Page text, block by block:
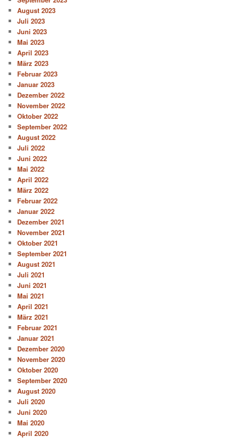
August 2023
Juli 2023
Juni 2023
Mai 2023
April 2023
März 2023
Februar 2023
Januar 2023
Dezember 2022
November 2022
Oktober 2022
September 2022
August 2022
Juli 2022
Juni 2022
Mai 2022
April 2022
März 2022
Februar 2022
Januar 2022
Dezember 2021
November 2021
Oktober 2021
September 2021
August 2021
Juli 2021
Juni 2021
Mai 2021
April 2021
März 2021
Februar 2021
Januar 2021
Dezember 2020
November 2020
Oktober 2020
September 2020
August 2020
Juli 2020
Juni 2020
Mai 2020
April 2020